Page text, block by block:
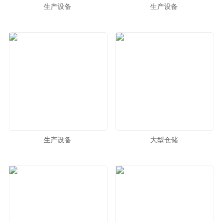
生产设备 生产设备
生产设备 大型仓储